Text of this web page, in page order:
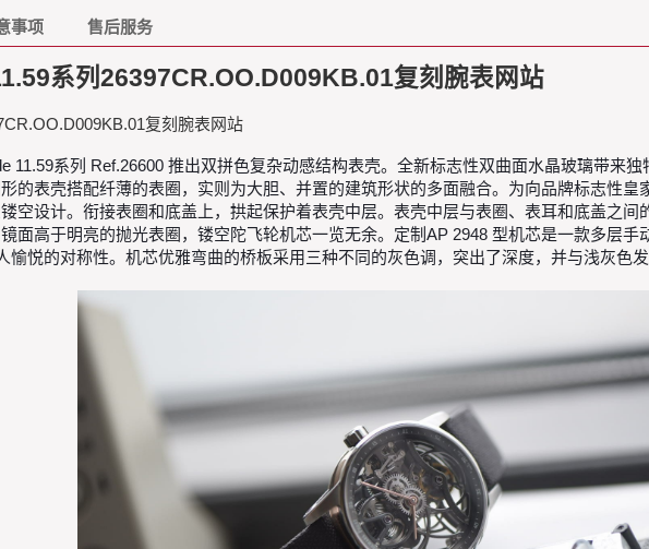
事项 售后服务
系列26397CR.OO.D009KB.01复刻腕表网站
复刻腕表网站
11.59系列 Ref.26600 推出双拼色复杂动感结构表壳。全新标志性双曲面水晶玻璃带来
的表壳搭配纤薄的表圈，实则为大胆、并置的建筑形状的多面融合。为向品牌标志性
空设计。衔接表圈和底盖上，拱起保护着表壳中层。表壳中层与表圈、表耳和底盖之
面高于明亮的抛光表圈，镂空陀飞轮机芯一览无余。定制AP 2948 型机芯是一款多层
愉悦的对称性。机芯优雅弯曲的桥板采用三种不同的灰色调，突出了深度，并与浅灰色